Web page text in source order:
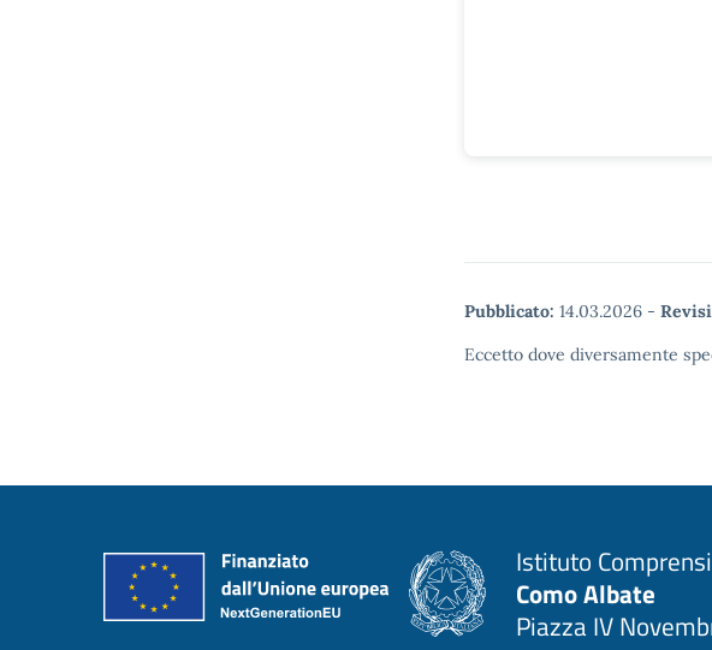
Pubblicato: 14.03.2026 -
Eccetto dove diversamente
Istituto
Como Albate
Piazza IV